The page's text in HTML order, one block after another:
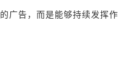
的广告，而是能够持续发挥作